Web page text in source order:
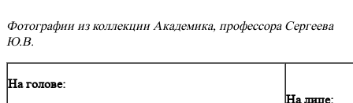
Фотографии из коллекции Академика, профессора Сергеева
Ю.В.
На голове:
На лице: